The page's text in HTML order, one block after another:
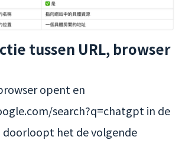
tussen URL, browser
opent en
search?q=chatgpt in de
het de volgende